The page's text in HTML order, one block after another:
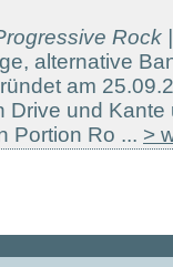
Rock
alternative
am
Drive und
Portion Ro ... >